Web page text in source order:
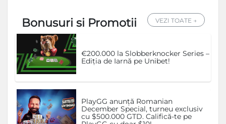
Bonusuri si Promotii VEZI TOATE →
€200.000 la Slobberknocker Series –
Ediția de Iarnă pe Unibet!
PlayGG anunță Romanian
December Special, turneu exclusiv
cu $500.000 GTD. Califică-te pe